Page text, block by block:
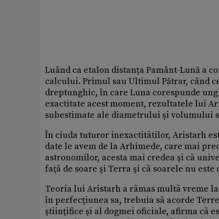
Luând ca etalon distanţa Pamânt-Lună a
calcului. Primul sau Ultimul Pătrar,
dreptunghic, în care Luna corespunde
exactitate acest moment, rezultatele lui
subestimate ale diametrului şi volumului
În ciuda tuturor inexactitãtilor, Aristarh
date le avem de la Arhimede, care mai
astronomilor, acesta mai credea şi cã
faţã de soare şi Terra şi cã soarele nu
Teoria lui Aristarh a rãmas multã vreme
în perfecţiunea sa, trebuia sã acorde
ştiinţifice şi al dogmei oficiale, afirma cã